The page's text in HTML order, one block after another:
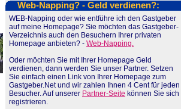
Web-Napping? - Geld verdienen?:
WEB-Napping oder wie entführe ich den Gastgeber
auf meine Homepage? Sie möchten das Gastgeber-
Verzeichnis auch den Besuchern Ihrer privaten
Homepage anbieten? - Web-Napping.
Oder möchten Sie mit Ihrer Homepage Geld
verdienen, dann werden Sie unser Partner. Setzen
Sie einfach einen Link von Ihrer Homepage zum
Gastgeber.Net und wir zahlen Ihnen 4 Cent für jeden
Besucher. Auf unserer Partner-Seite können Sie sich
registrieren.